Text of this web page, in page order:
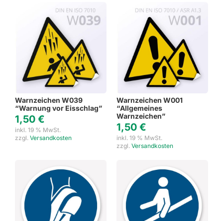
Warnzeichen W039
“Warnung vor Eisschlag”
1,50 €
inkl. 19 % MwSt.
zzgl. Versandkosten
Warnzeichen W001
“Allgemeines
Warnzeichen”
1,50 €
inkl. 19 % MwSt.
zzgl. Versandkosten